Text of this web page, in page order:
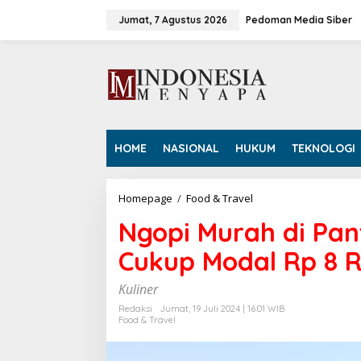
Jumat, 7 Agustus 2026 Pedoman Media Siber
HOME NASIONAL HUKUM TEKNOLOGI
Homepage / Food & Travel
o
p
M
a
d
Ngopi Murah di
Cukup Modal Rp 8
Kuliner
Redaksi
Jumat, 19 Juli 2024 | 16:01 WIB
Food & Travel